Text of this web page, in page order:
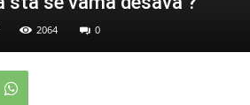
2064 0